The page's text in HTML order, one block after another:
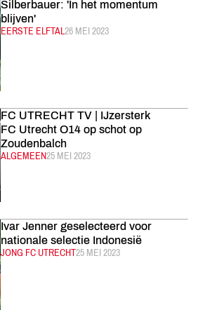
Silberbauer: 'In het momentum
blijven'
CATEGORIE:
EERSTE ELFTALGEPUBLICEERD:
26 MEI 2023
FC UTRECHT TV | IJzersterk
FC Utrecht O14 op schot op
Zoudenbalch
CATEGORIE:
ALGEMEENGEPUBLICEERD:
25 MEI 2023
Ivar Jenner geselecteerd voor
nationale selectie Indonesië
CATEGORIE:
JONG FC UTRECHTGEPUBLICEERD:
25 MEI 2023